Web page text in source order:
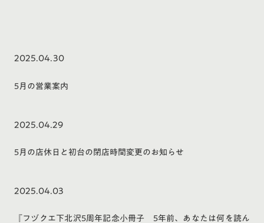
2025.04.30
5月の営業案内
2025.04.29
5月の店休日と初台の閉店時間変更のお知らせ
2025.04.03
『フヅクエ下北沢5周年記念小冊子 5年前、あなたは何を読ん